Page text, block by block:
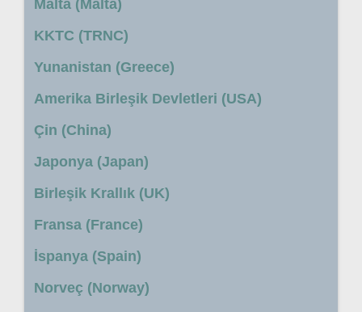
Malta (Malta)
KKTC (TRNC)
Yunanistan (Greece)
Amerika Birleşik Devletleri (USA)
Çin (China)
Japonya (Japan)
Birleşik Krallık (UK)
Fransa (France)
İspanya (Spain)
Norveç (Norway)